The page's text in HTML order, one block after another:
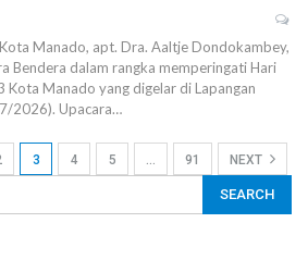
Manado, apt. Dra. Aaltje Dondokambey,
Bendera dalam rangka memperingati Hari
Kota Manado yang digelar di Lapangan
2026). Upacara…
3 4 5 … 91 NEXT